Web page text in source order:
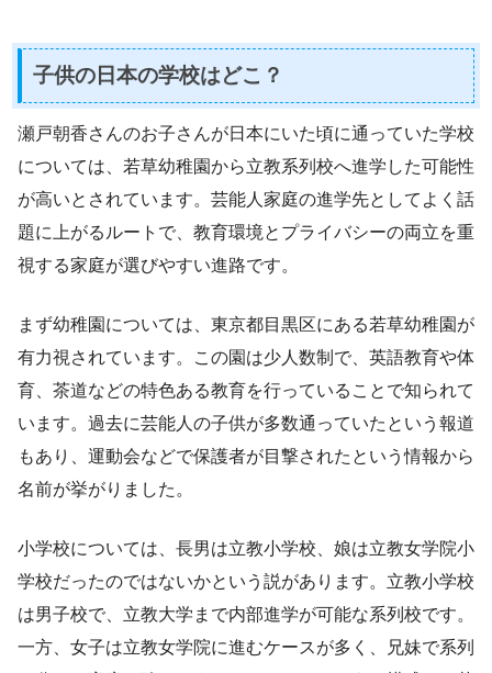
子供の日本の学校はどこ？
瀬戸朝香さんのお子さんが日本にいた頃に通っていた学校
については、若草幼稚園から立教系列校へ進学した可能性
が高いとされています。芸能人家庭の進学先としてよく話
題に上がるルートで、教育環境とプライバシーの両立を重
視する家庭が選びやすい進路です。
まず幼稚園については、東京都目黒区にある若草幼稚園が
有力視されています。この園は少人数制で、英語教育や体
育、茶道などの特色ある教育を行っていることで知られて
います。過去に芸能人の子供が多数通っていたという報道
もあり、運動会などで保護者が目撃されたという情報から
名前が挙がりました。
小学校については、長男は立教小学校、娘は立教女学院小
学校だったのではないかという説があります。立教小学校
は男子校で、立教大学まで内部進学が可能な系列校です。
一方、女子は立教女学院に進むケースが多く、兄妹で系列